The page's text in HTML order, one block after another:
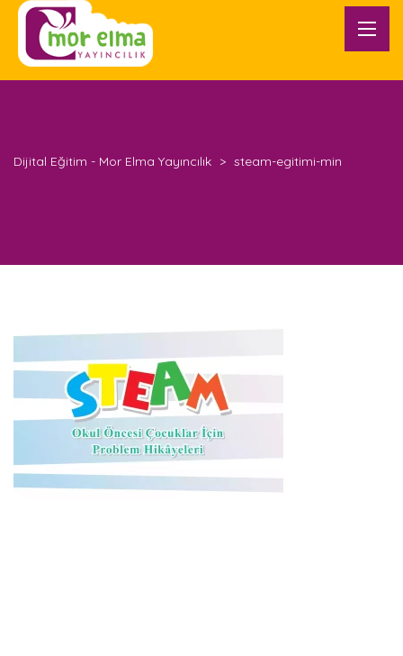
Dijital Eğitim - Mor Elma Yayıncılık > steam-egitimi-min